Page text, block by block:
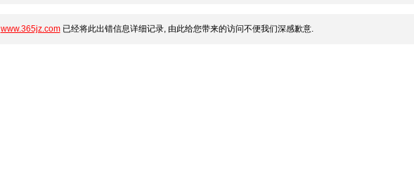
www.365jz.com已经将此出错信息详细记录, 由此给您带来的访问不便我们深感歉意.